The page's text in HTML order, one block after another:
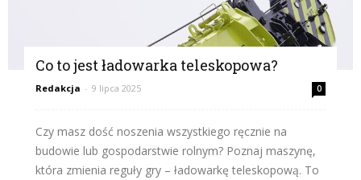
Co to jest ładowarka teleskopowa?
Redakcja - 9 lipca 2025 0
Czy masz dość noszenia wszystkiego ręcznie na
budowie lub gospodarstwie rolnym? Poznaj maszynę,
która zmienia reguły gry – ładowarkę teleskopową. To